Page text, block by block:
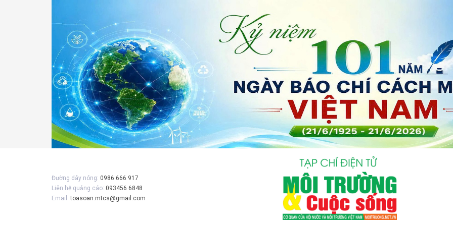
Đường dây nóng: 0986 666 917
Liên hệ quảng cáo: 093456 6848
Email:toasoan.mtcs@gmail.com
Gửi bình luận